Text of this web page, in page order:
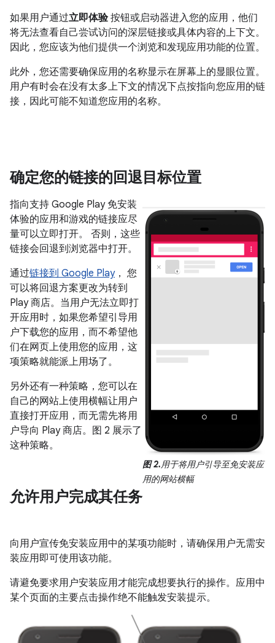
如果用户通过立即体验按钮或启动器进入您的应用，他们
将无法查看自己尝试访问的深层链接或具体内容的上下文。
因此，您应该为他们提供一个浏览和发现应用功能的位置。
此外，您还需要确保应用的名称显示在屏幕上的显眼位置。
用户有时会在没有太多上下文的情况下点按指向您应用的链
接，因此可能不知道您应用的名称。
确定您的链接的回退目标位置
图 2.用于将用户引导至免安装应
用的网站横幅
指向支持 Google Play 免安装
体验的应用和游戏的链接应尽
量可以立即打开。 否则，这些
链接会回退到浏览器中打开。
通过链接到 Google Play， 您
可以将回退方案更改为转到
Play 商店。当用户无法立即打
开应用时，如果您希望引导用
户下载您的应用，而不希望他
们在网页上使用您的应用，这
项策略就能派上用场了。
另外还有一种策略，您可以在
自己的网站上使用横幅让用户
直接打开应用，而无需先将用
户导向 Play 商店。图 2 展示了
这种策略。
允许用户完成其任务
向用户宣传免安装应用中的某项功能时，请确保用户无需安
装应用即可使用该功能。
请避免要求用户安装应用才能完成想要执行的操作。应用中
某个页面的主要点击操作绝不能触发安装提示。